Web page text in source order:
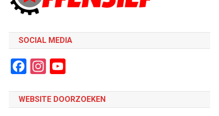
SOCIAL MEDIA
Facebook
Instagram
YouTube
WEBSITE DOORZOEKEN